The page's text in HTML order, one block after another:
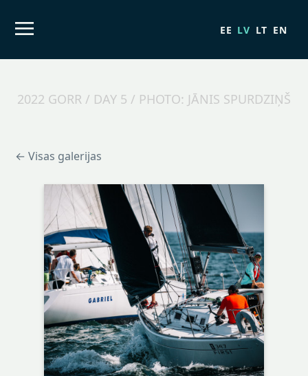
EE LV LT EN
2022 GORR / DAY 5 / PHOTO: JĀNIS SPURDZIŅŠ
← Visas galerijas